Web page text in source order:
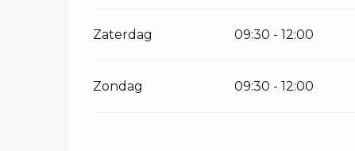
Zaterdag 09:30 - 12:00
Zondag 09:30 - 12:00